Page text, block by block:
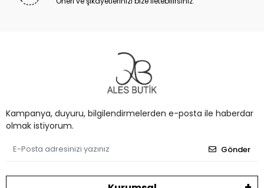
Kampanya, duyuru, bilgilendirmelerden e-posta ile haberdar
olmak istiyorum.
Gönder